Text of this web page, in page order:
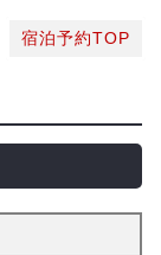
宿泊予約TOP